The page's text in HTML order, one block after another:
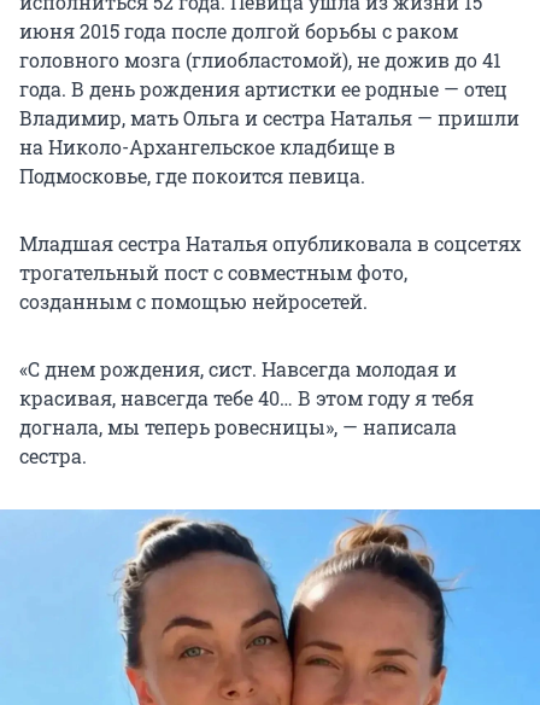
июня 2015 года после долгой борьбы с раком
головного мозга (глиобластомой), не дожив до 41
года. В день рождения артистки ее родные — отец
Владимир, мать Ольга и сестра Наталья — пришли
на Николо-Архангельское кладбище в
Подмосковье, где покоится певица.
Младшая сестра Наталья опубликовала в соцсетях
трогательный пост с совместным фото,
созданным с помощью нейросетей.
«С днем рождения, сист. Навсегда молодая и
красивая, навсегда тебе 40… В этом году я тебя
догнала, мы теперь ровесницы», — написала
сестра.